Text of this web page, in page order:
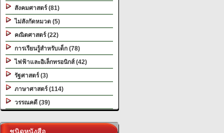
สังคมศาสตร์ (81)
ไม่สังกัดหมวด (5)
คณิตศาสตร์ (22)
การเรียนรู้สำหรับเด็ก (78)
ไฟฟ้าและอิเล็กทรอนิกส์ (42)
รัฐศาสตร์ (3)
ภาษาศาสตร์ (114)
วรรณคดี (39)